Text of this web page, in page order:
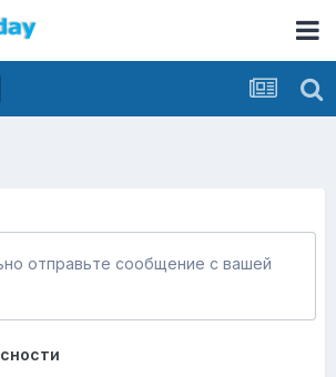
отправьте сообщение с вашей